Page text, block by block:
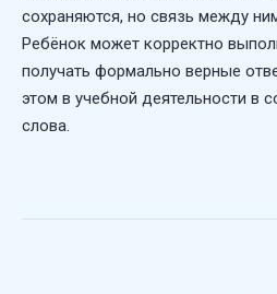
сохраняются, но связь между
Ребёнок может корректно
получать формально верные
этом в учебной деятельности в
слова.